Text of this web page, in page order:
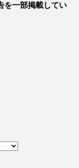
を一部掲載してい